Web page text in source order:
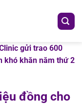
gửi trao 600
khó khăn năm thứ 2
đồng cho